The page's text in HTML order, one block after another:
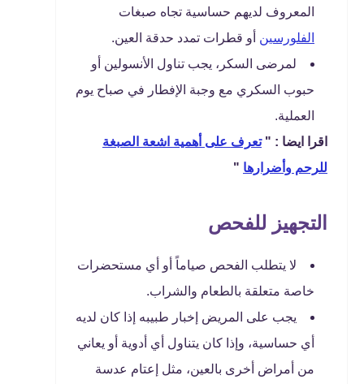
المعروف لديهم حساسية تجاه صبغات
الفلورسين أو قطرات تمدد حدقة العين.
لمرضى السكر، يجب تناول الأنسولين أو
حبوب السكري مع وجبة الإفطار في صباح يوم
العملية.
اقرا ايضا : "تعرف على أهمية اشعة الصبغة
للرحم وأضرارها "
التجهيز للفحص
لا يتطلب الفحص صياماً أو أي مستحضرات
خاصة متعلقة بالطعام والشراب.
يجب على المريض إخبار طبيبه إذا كان لديه
أي حساسية، وإذا كان يتناول أي أدوية أو يعاني
من أمراض أخرى بالعين، مثل إعتام عدسة